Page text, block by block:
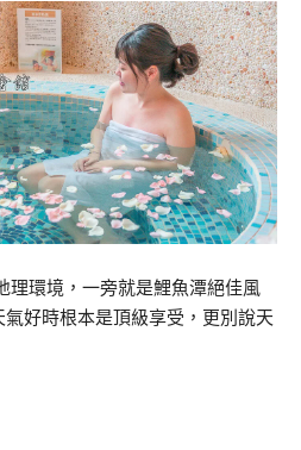
理環境，一旁就是鯉魚潭絕佳風
好時根本是頂級享受，更別說天